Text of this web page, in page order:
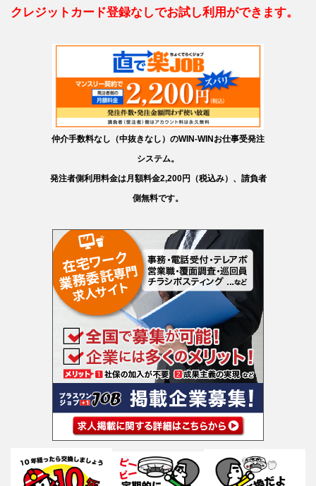
クレジットカード登録なしでお試し利用ができます。
仲介手数料なし（中抜きなし）のWIN-WINお仕事受発注
システム。
発注者側利用料金は月額料金2,200円（税込み）、請負者
側無料です。